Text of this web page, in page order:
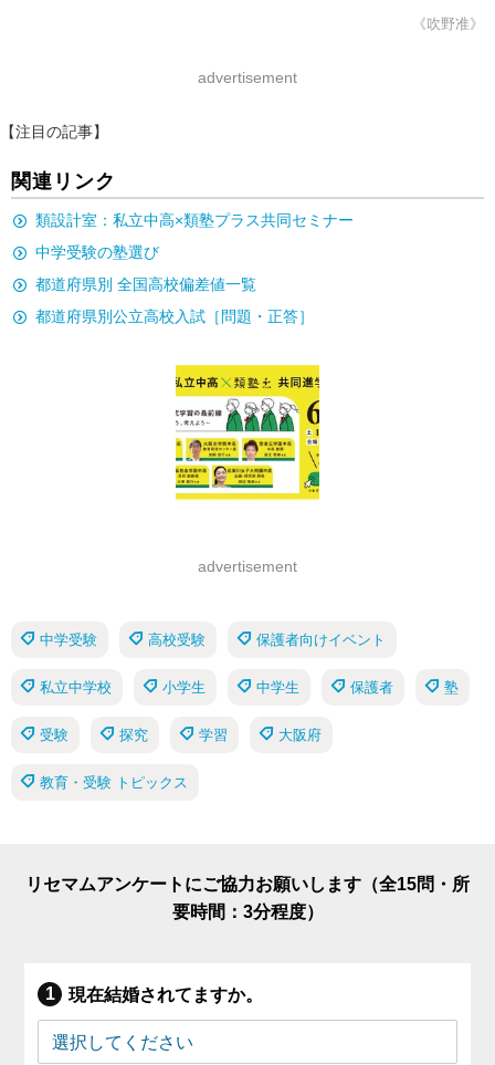
《吹野准》
advertisement
【注目の記事】
関連リンク
類設計室：私立中高×類塾プラス共同セミナー
中学受験の塾選び
都道府県別 全国高校偏差値一覧
都道府県別公立高校入試［問題・正答］
advertisement
中学受験 高校受験 保護者向けイベント
私立中学校 小学生 中学生 保護者 塾
受験 探究 学習 大阪府
教育・受験 トピックス
リセマムアンケートにご協力お願いします（全15問・所
要時間：3分程度）
現在結婚されてますか。